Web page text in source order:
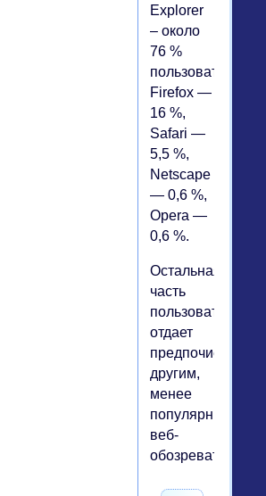
Explorer
– около
76 %
пользователей,
Firefox —
16 %,
Safari —
5,5 %,
Netscape
— 0,6 %,
Opera —
0,6 %.
Остальная
часть
пользователей
отдает
предпочиение
другим,
менее
популярным
веб-
обозревателям.